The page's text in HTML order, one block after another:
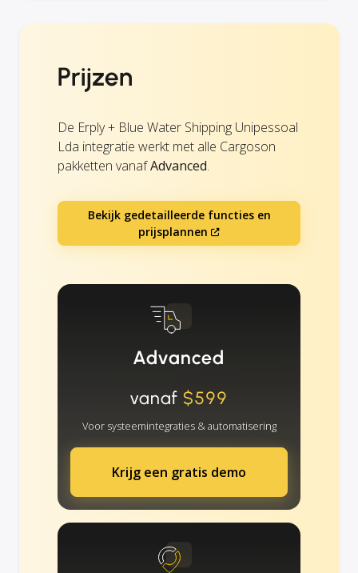
Prijzen
De Erply + Blue Water Shipping Unipessoal
Lda integratie werkt met alle Cargoson
pakketten vanafAdvanced.
Bekijk gedetailleerde functies en
prijsplannen
Advanced
vanaf $599
Voor systeemintegraties & automatisering
Krijg een gratis demo